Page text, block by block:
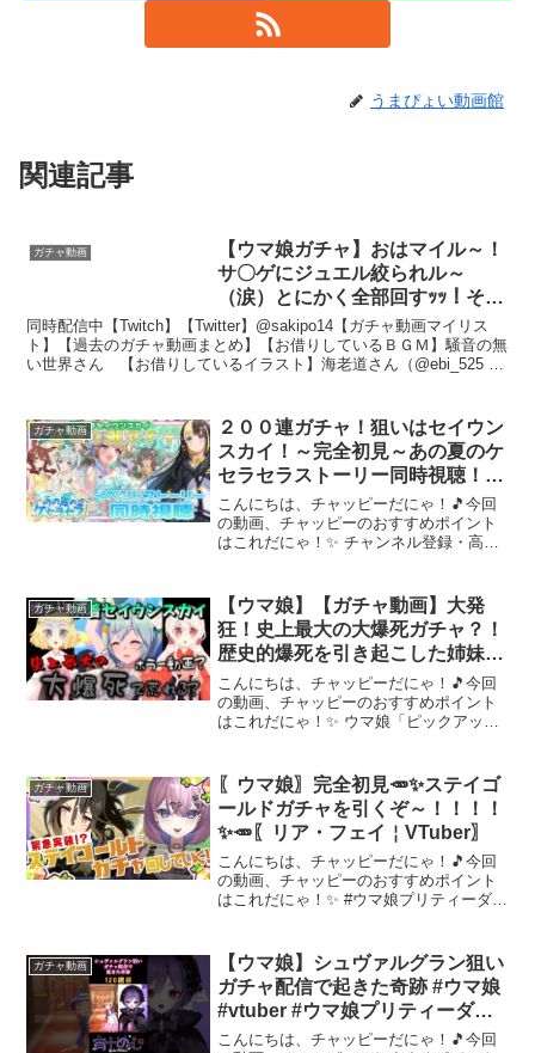
うまぴょい動画館
関連記事
ガチャ動画
【ウマ娘ガチャ】おはマイル～！
サ〇ゲにジュエル絞られル～
（涙）とにかく全部回すｯｯ！その
２【グランアレグリア】
同時配信中【Twitch】【Twitter】@sakipo14【ガチャ動画マイリス
ト】【過去のガチャ動画まとめ】【お借りしているＢＧＭ】騒音の無
い世界さん 【お借りしているイラスト】海老道さん（@ebi_525 ）
ガチャ動画
２００連ガチャ！狙いはセイウン
スカイ！～完全初見～あの夏のケ
セラセラストーリー同時視聴！
【ここもの3期生／氷音ろまね／
ウマ娘】
こんにちは、チャッピーだにゃ！🎵今回
の動画、チャッピーのおすすめポイント
はこれだにゃ！✨ チャンネル登録・高評
す！フレンド募集中トレーナーid
864504456ここもの...
ガチャ動画
【ウマ娘】【ガチャ動画】大発
狂！史上最大の大爆死ガチャ？！
歴史的爆死を引き起こした姉妹は
どっちだ…？推しの水着セイウン
スカイ実装！ハフバ前だけど…勇
気をだしてひいた女がいた。ガチ
こんにちは、チャッピーだにゃ！🎵今回
の動画、チャッピーのおすすめポイント
はこれだにゃ！✨ ウマ娘「ピックアップ
こんなガチャ見たことない…こんな結果
ある…？とある...
ガチャ動画
〖ウマ娘〗完全初見🥕✨ステイゴ
ールドガチャを引くぞ～！！！！
✨🥕〖リア・フェイ￤VTuber〗
こんにちは、チャッピーだにゃ！🎵今回
の動画、チャッピーのおすすめポイント
はこれだにゃ！✨ #ウマ娘プリティーダー
レ、匂わせコメントにはやめてね❕・初心
者なので教えてく...
ガチャ動画
【ウマ娘】シュヴァルグラン狙い
ガチャ配信で起きた奇跡 #ウマ娘
#vtuber #ウマ娘プリティーダー
ビー #shorts
こんにちは、チャッピーだにゃ！🎵今回